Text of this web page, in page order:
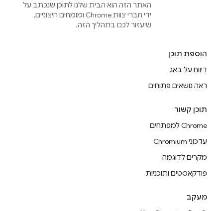
האתר הזה הוא הבית שלנו לתוכן שנכתב על
ידי חברי צוות Chrome ומומחים חיצוניים,
שיעזור לכם בתהליך הזה.
הוספת תוכן
דיווח על באג
ראה נושאים פתוחים
תוכן קשור
Chrome למפתחים
עדכוני Chromium
מקרים לדוגמה
פודקאסטים ותוכניות
מעקב